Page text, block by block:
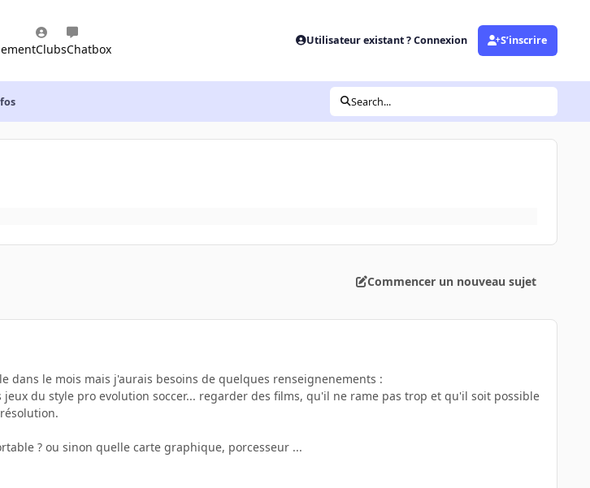
ClubsChatbox
Utilisateur existant ? Connexion S’inscrire
Search...
Commencer un nouveau sujet
dans le mois mais j'aurais besoins de quelques renseignenements :
du style pro evolution soccer... regarder des films, qu'il ne rame pas trop et qu'il soit possible
? ou sinon quelle carte graphique, porcesseur ...